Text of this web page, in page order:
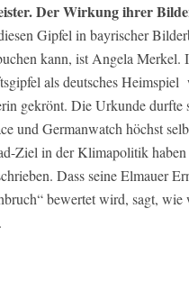
Der Wirkung ihrer
Gipfel in bayrischer
kann, ist Angela Merkel.
als deutsches
gekrönt. Die Urkunde durfte
und Germanwatch höchst
Ziel in der Klimapolitik
Dass seine Elmauer
bewertet wird, sagt, wie